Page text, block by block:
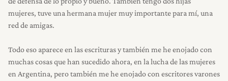
mujeres, tuve una hermana mujer muy importante para mí, una
red de amigas.
Todo eso aparece en las escrituras y también me he enojado con
muchas cosas que han sucedido ahora, en la lucha de las mujeres
en Argentina, pero también me he enojado con escritores varones